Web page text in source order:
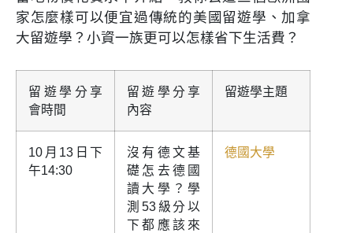
家怎麼樣可以便宜過傳統的美國留遊學、加拿
大留遊學？小資一族更可以怎樣省下生活費？
留遊學分享
會時間
留遊學分享
內容
留遊學主題
10月13日下
午14:30
沒有德文基
礎怎去德國
讀大學？學
測53級分以
下都應該來
德國大學